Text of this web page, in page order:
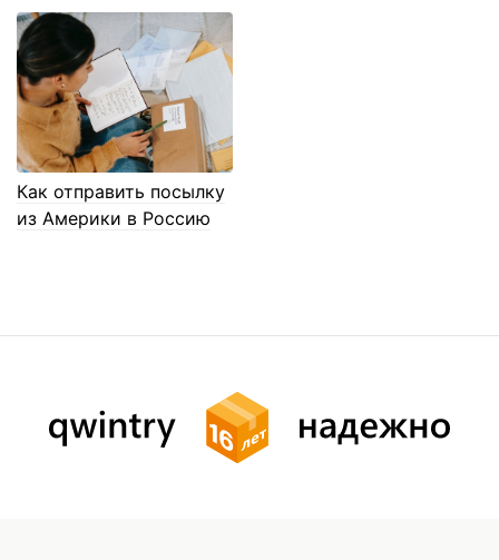
Как отправить посылку
из Америки в Россию